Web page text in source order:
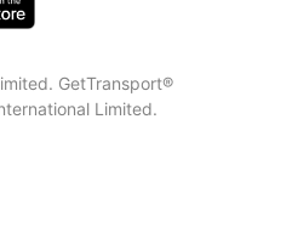
GetTransport®
Limited.